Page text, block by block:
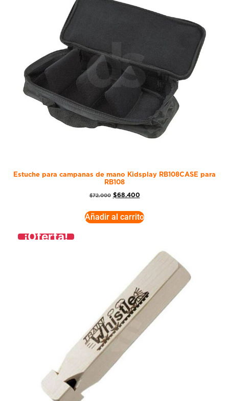
Estuche para campanas de mano Kidsplay RB108CASE para
RB108
$72.000 $68.400
Añadir al carrito
¡Oferta!